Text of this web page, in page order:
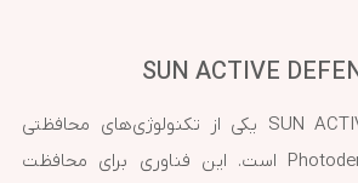
فناوری SUN ACTIVE DEFENSE یکی از تکنولوژی‌های محافظتی
بایودرما در سری Photoderm است. این فناوری برای محافظت